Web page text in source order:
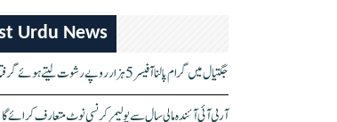
Urdu News
جگتیال میں گرام پالنا آفیسر 5 ہزار روپے رشوت لیتے ہوئے گرفتار
آر بی آئی آئندہ مالی سال سے پولیمر کرنسی نوٹ متعارف کرائے گا